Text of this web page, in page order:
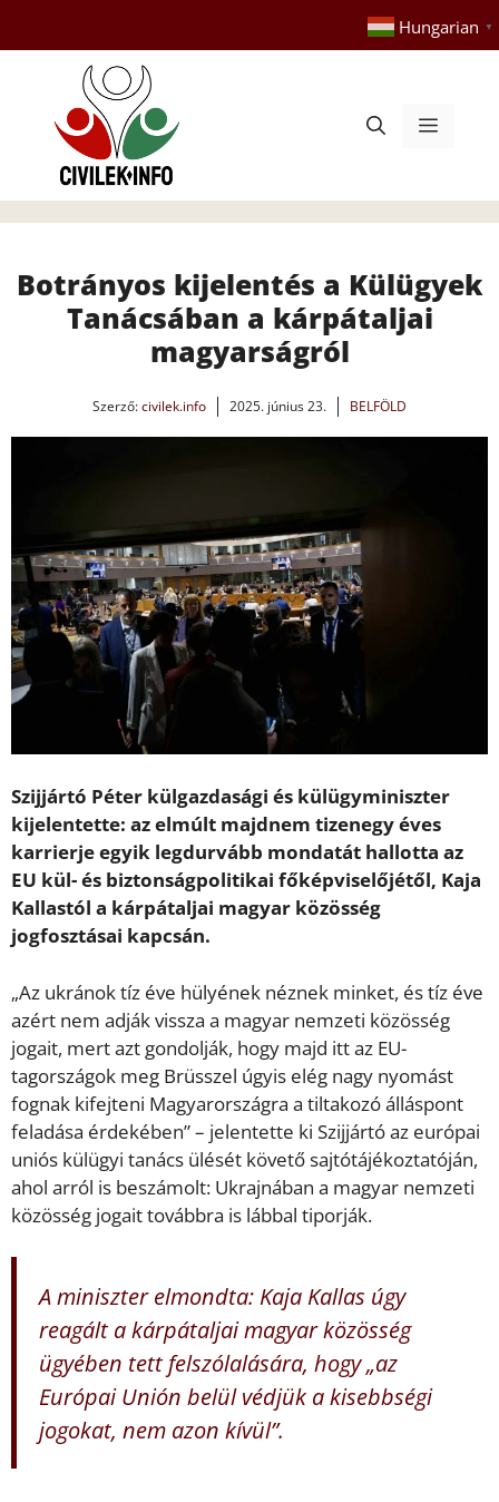
tartalomba
Hungarian ▼
Menü
Botrányos kijelentés a Külügyek
Tanácsában a kárpátaljai
magyarságról
Szerző:civilek.info 2025. június 23. BELFÖLD
Szijjártó Péter külgazdasági és külügyminiszter
kijelentette: az elmúlt majdnem tizenegy éves
karrierje egyik legdurvább mondatát hallotta az
EU kül- és biztonságpolitikai főképviselőjétől, Kaja
Kallastól a kárpátaljai magyar közösség
jogfosztásai kapcsán.
„Az ukránok tíz éve hülyének néznek minket, és tíz éve
azért nem adják vissza a magyar nemzeti közösség
jogait, mert azt gondolják, hogy majd itt az EU-
tagországok meg Brüsszel úgyis elég nagy nyomást
fognak kifejteni Magyarországra a tiltakozó álláspont
feladása érdekében” – jelentette ki Szijjártó az európai
uniós külügyi tanács ülését követő sajtótájékoztatóján,
ahol arról is beszámolt: Ukrajnában a magyar nemzeti
közösség jogait továbbra is lábbal tiporják.
A miniszter elmondta: Kaja Kallas úgy
reagált a kárpátaljai magyar közösség
ügyében tett felszólalására, hogy „az
Európai Unión belül védjük a kisebbségi
jogokat, nem azon kívül”.